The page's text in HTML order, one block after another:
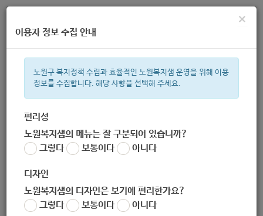
주간 인기검색어
한눈으로 보는 복지 정보
×
이용자 정보 수집 안내
노원구 복지정책 수립과 효율적인 노원복지샘 운영을 위해 이용
정보를 수집합니다. 해당 사항을 선택해 주세요.
편리성
노원복지샘의 메뉴는 잘 구분되어 있습니까?
그렇다
보통이다 아니다
디자인
노원복지샘의 디자인은 보기에 편리한가요?
그렇다
보통이다 아니다